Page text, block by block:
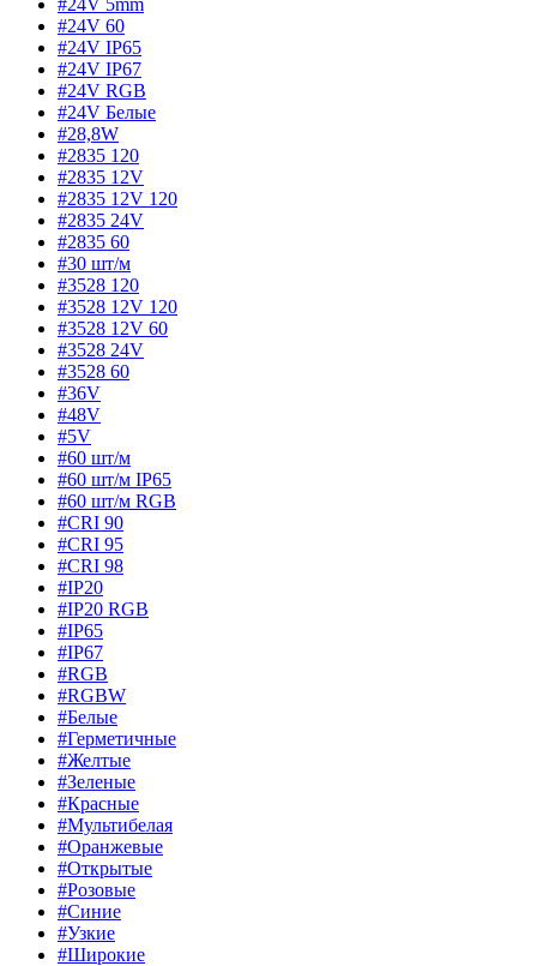
#24V 60
#24V IP65
#24V IP67
#24V RGB
#24V Белые
#28,8W
#2835 120
#2835 12V
#2835 12V 120
#2835 24V
#2835 60
#30 шт/м
#3528 120
#3528 12V 120
#3528 12V 60
#3528 24V
#3528 60
#36V
#48V
#5V
#60 шт/м
#60 шт/м IP65
#60 шт/м RGB
#CRI 90
#CRI 95
#CRI 98
#IP20
#IP20 RGB
#IP65
#IP67
#RGB
#RGBW
#Белые
#Герметичные
#Желтые
#Зеленые
#Красные
#Мультибелая
#Оранжевые
#Открытые
#Розовые
#Синие
#Узкие
#Широкие